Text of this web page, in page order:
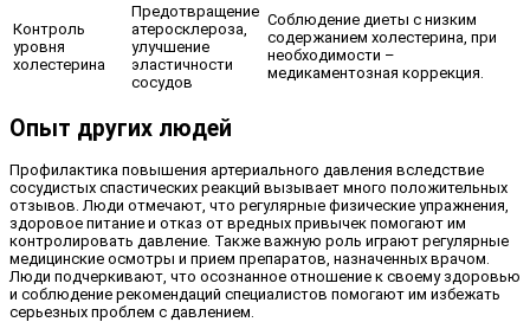
Контроль
уровня
холестерина
Предотвращение
атеросклероза,
улучшение
эластичности
сосудов
Соблюдение диеты с низким
содержанием холестерина, при
необходимости –
медикаментозная коррекция.
Опыт других людей
Профилактика повышения артериального давления вследствие
сосудистых спастических реакций вызывает много положительных
отзывов. Люди отмечают, что регулярные физические упражнения,
здоровое питание и отказ от вредных привычек помогают им
контролировать давление. Также важную роль играют регулярные
медицинские осмотры и прием препаратов, назначенных врачом.
Люди подчеркивают, что осознанное отношение к своему здоровью
и соблюдение рекомендаций специалистов помогают им избежать
серьезных проблем с давлением.